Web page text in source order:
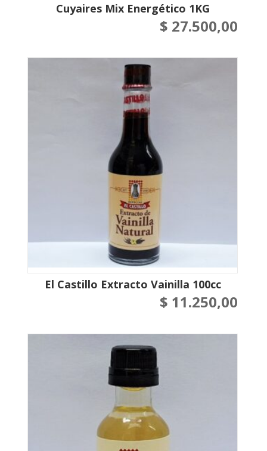
Cuyaires Mix Energético 1KG
$ 27.500,00
El Castillo Extracto Vainilla 100cc
$ 11.250,00